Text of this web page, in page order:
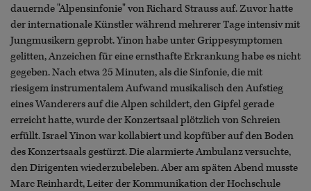
dauernde "Alpensinfonie" von Richard Strauss auf. Zuvor hatte
der internationale Künstler während mehrerer Tage intensiv mit
Jungmusikern geprobt. Yinon habe unter Grippesymptomen
gelitten, Anzeichen für eine ernsthafte Erkrankung habe es nicht
gegeben. Nach etwa 25 Minuten, als die Sinfonie, die mit
riesigem instrumentalem Aufwand musikalisch den Aufstieg
eines Wanderers auf die Alpen schildert, den Gipfel gerade
erreicht hatte, wurde der Konzertsaal plötzlich von Schreien
erfüllt. Israel Yinon war kollabiert und kopfüber auf den Boden
des Konzertsaals gestürzt. Die alarmierte Ambulanz versuchte,
den Dirigenten wiederzubeleben. Aber am späten Abend musste
Marc Reinhardt, Leiter der Kommunikation der Hochschule